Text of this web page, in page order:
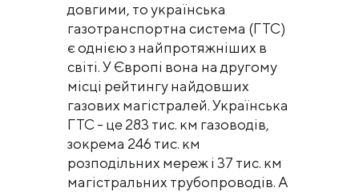
довгими, то українська
газотранспортна система (ГТС)
є однією з найпротяжніших в
світі. У Європі вона на другому
місці рейтингу найдовших
газових магістралей. Українська
ГТС - це 283 тис. км газоводів,
зокрема 246 тис. км
розподільних мереж і 37 тис. км
магістральних трубопроводів. А